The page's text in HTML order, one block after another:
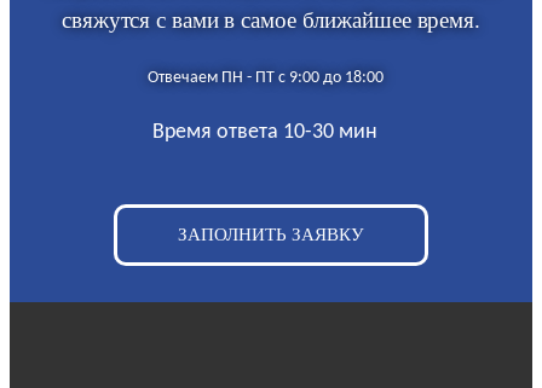
свяжутся с вами в самое ближайшее время.
Отвечаем ПН - ПТ с 9:00 до 18:00
Время ответа 10-30 мин
ЗАПОЛНИТЬ ЗАЯВКУ